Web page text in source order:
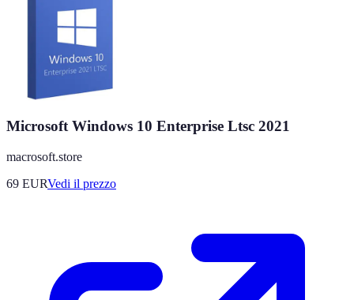
Microsoft Windows 10 Enterprise Ltsc 2021
macrosoft.store
69 EURVedi il prezzo